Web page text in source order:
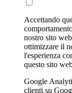
Accettando
nostro sito
ottimizzare il
l'esperienza
questo sito
Google
clienti su